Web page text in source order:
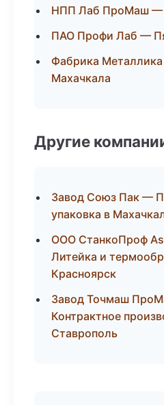
НПП Лаб ПроМаш —
ПАО Профи Лаб —
Фабрика
Махачкала
Другие
Завод Союз Пак —
упаковка в
ООО СтанкоПроф
Литейка и
Красноярск
Завод Точмаш
Контрактное
Ставрополь